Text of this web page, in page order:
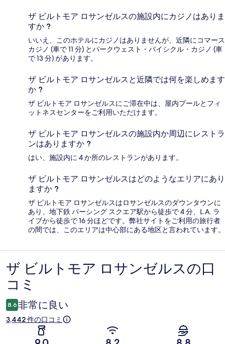
ザ ビルトモア ロサンゼルスの施設内にカジノはありま
すか ?
いいえ、このホテルにカジノはありませんが、近隣にコマース
カジノ (車で 11 分) とパークウェスト・バイシクル・カジノ (車
で 13 分) があります。
ザ ビルトモア ロサンゼルスと近隣では何を楽しめます
か ?
ザ ビルトモア ロサンゼルスにご滞在中は、屋内プールとフィ
ットネスセンターをご利用いただけます。
ザ ビルトモア ロサンゼルスの施設内か周辺にレストラ
ンはありますか ?
はい、施設内に 4 か所のレストランがあります。
ザ ビルトモア ロサンゼルスはどのようなエリアにあり
ますか ?
ザ ビルトモア ロサンゼルスはロサンゼルスのダウンタウンに
あり、地下鉄 パーシング スクエア駅から徒歩で 4 分、L.A. ラ
イブから徒歩で 16 分ほどです。弊社サイトをご利用の旅行者
の間では、このエリアは中心部にある地区と言われています。
口
コ
ミ
ザ ビルトモア ロサンゼルスの口
コミ
8.6 非常に良い
3,442 件の口コミ